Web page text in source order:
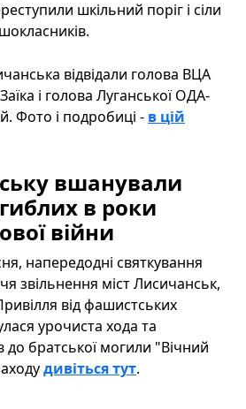
шкільний поріг і сіли
відвідали голова ВЦА
і голова Луганської ОДА-
Фото і подробиці - в цій
вшанували
в роки
війни
напередодні святкування
звільнення міст Лисичанськ,
від фашистських
урочиста хода та
до братської могили "Вічний
дивіться тут.